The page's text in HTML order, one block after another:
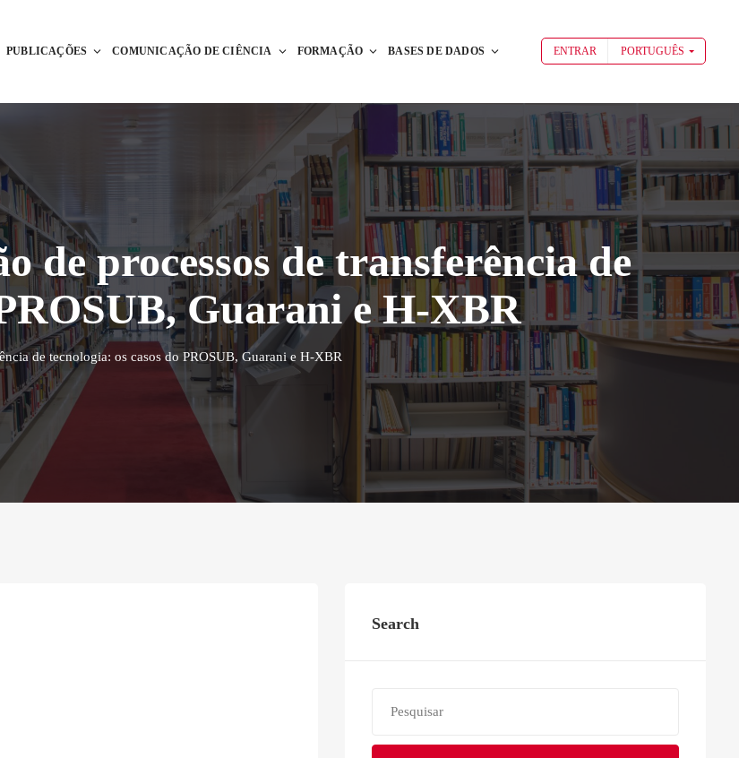
PUBLICAÇÕES COMUNICAÇÃO DE CIÊNCIA FORMAÇÃO BASES DE DADOS ENTRAR PORTUGUÊS
de processos de transferência de
Guarani e H-XBR
de tecnologia: os casos do PROSUB, Guarani e H-XBR
Search